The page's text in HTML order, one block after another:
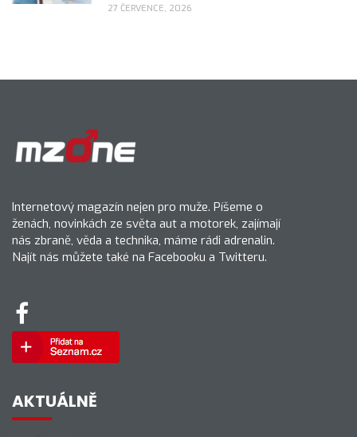
27 ČERVENCE, 2026
Internetový magazín nejen pro muže. Píšeme o
ženách, novinkách ze světa aut a motorek, zajímají
nás zbraně, věda a technika, máme rádi adrenalin.
Najít nás můžete také na Facebooku a Twitteru.
AKTUÁLNĚ